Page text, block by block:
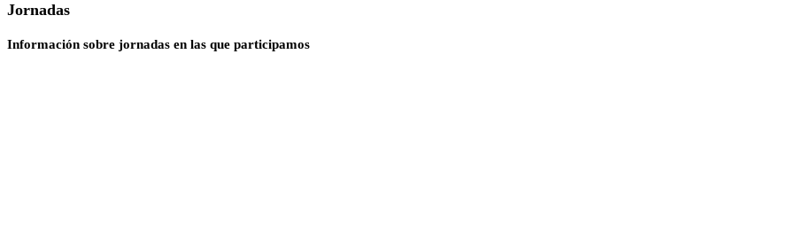
Jornadas
Información sobre jornadas en las que participamos